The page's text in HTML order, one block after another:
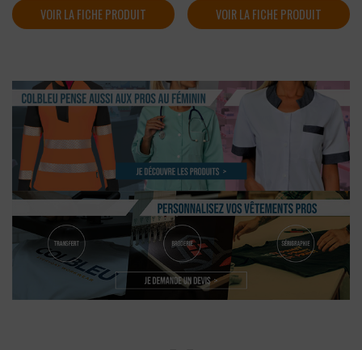
VOIR LA FICHE PRODUIT VOIR LA FICHE PRODUIT